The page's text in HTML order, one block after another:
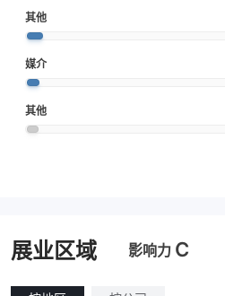
其他
媒介
其他
展业区域 影响力 C